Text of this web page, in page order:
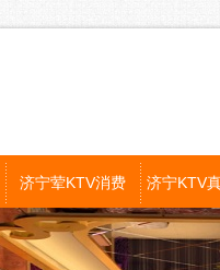
济宁荤KTV消费 济宁KTV